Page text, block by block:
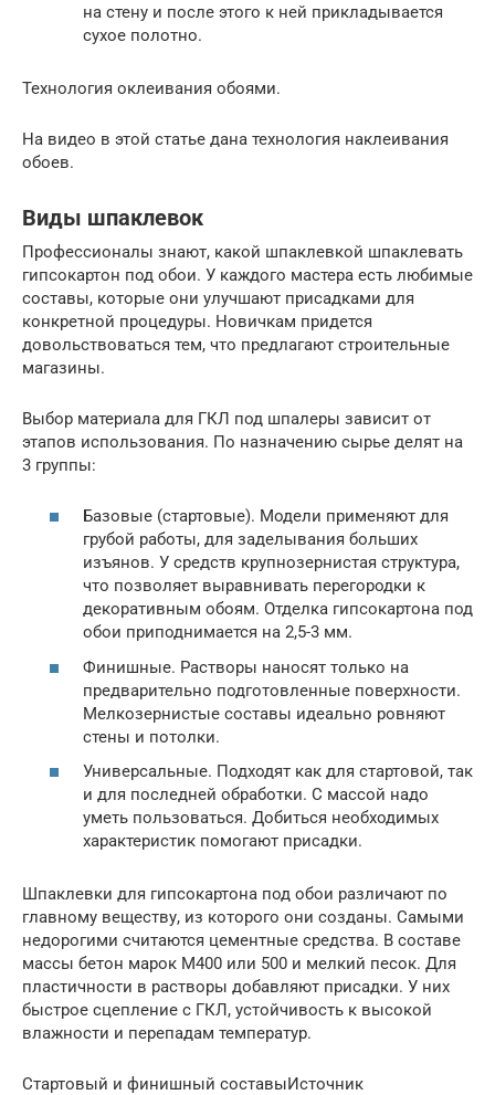
на стену и после этого к ней прикладывается
сухое полотно.
Технология оклеивания обоями.
На видео в этой статье дана технология наклеивания
обоев.
Виды шпаклевок
Профессионалы знают, какой шпаклевкой шпаклевать
гипсокартон под обои. У каждого мастера есть любимые
составы, которые они улучшают присадками для
конкретной процедуры. Новичкам придется
довольствоваться тем, что предлагают строительные
магазины.
Выбор материала для ГКЛ под шпалеры зависит от
этапов использования. По назначению сырье делят на
3 группы:
Базовые (стартовые). Модели применяют для
грубой работы, для заделывания больших
изъянов. У средств крупнозернистая структура,
что позволяет выравнивать перегородки к
декоративным обоям. Отделка гипсокартона под
обои приподнимается на 2,5-3 мм.
Финишные. Растворы наносят только на
предварительно подготовленные поверхности.
Мелкозернистые составы идеально ровняют
стены и потолки.
Универсальные. Подходят как для стартовой, так
и для последней обработки. С массой надо
уметь пользоваться. Добиться необходимых
характеристик помогают присадки.
Шпаклевки для гипсокартона под обои различают по
главному веществу, из которого они созданы. Самыми
недорогими считаются цементные средства. В составе
массы бетон марок М400 или 500 и мелкий песок. Для
пластичности в растворы добавляют присадки. У них
быстрое сцепление с ГКЛ, устойчивость к высокой
влажности и перепадам температур.
Стартовый и финишный составыИсточник